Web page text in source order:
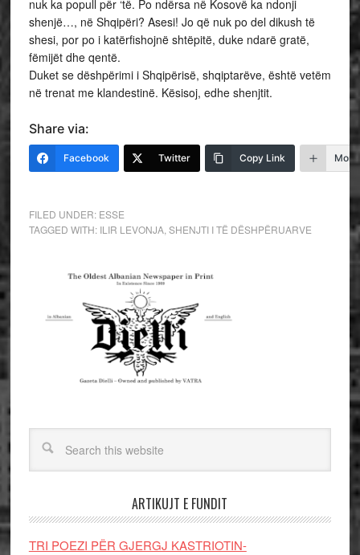
nuk ka popull për ‘të. Po ndërsa në Kosovë ka ndonji
shenjë…, në Shqipëri? Asesi! Jo që nuk po del dikush të
shesi, por po i katërfishojnë shtëpitë, duke ndarë gratë,
fëmijët dhe qentë.
Duket se dëshpërimi i Shqipërisë, shqiptarëve, është vetëm
në trenat me klandestinë. Kësisoj, edhe shenjtit.
Share via:
Facebook Twitter Copy Link More
FILED UNDER: ESSE
TAGGED WITH: ILIR LEVONJA, SHENJTI I TË DËSHPËRUARVE
ARTIKUJT E FUNDIT
TRI POEZI PËR GJERGJ KASTRIOTIN-